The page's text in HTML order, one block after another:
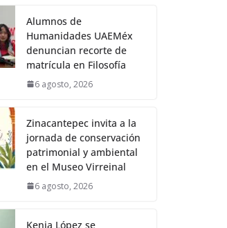
Alumnos de
Humanidades UAEMéx
denuncian recorte de
matrícula en Filosofía
6 agosto, 2026
Zinacantepec invita a la
jornada de conservación
patrimonial y ambiental
en el Museo Virreinal
6 agosto, 2026
Kenia López se